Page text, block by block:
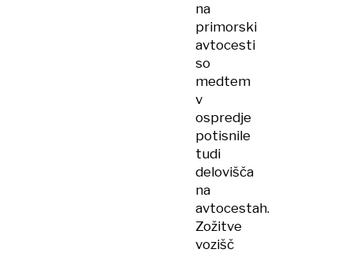
na
primorski
avtocesti
so
medtem
v
ospredje
potisnile
tudi
delovišča
na
avtocestah.
Zožitve
vozišč